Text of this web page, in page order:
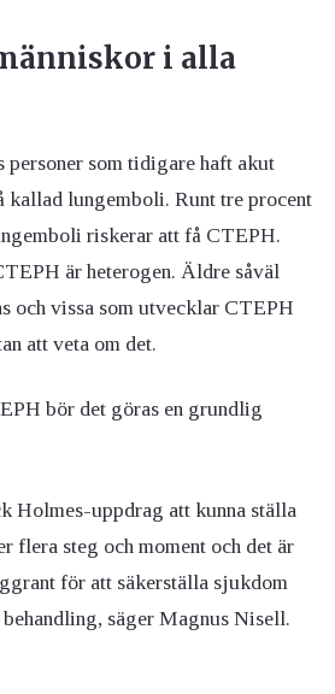
i alla
personer som tidigare haft akut
kallad lungemboli. Runt tre procent
riskerar att få CTEPH.
är heterogen. Äldre såväl
och vissa som utvecklar CTEPH
att veta om det.
bör det göras en grundlig
Holmes-uppdrag att kunna ställa
flera steg och moment och det är
för att säkerställa sjukdom
säger Magnus Nisell.